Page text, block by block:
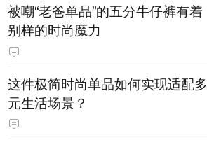
被嘲“老爸单品”的五分牛仔裤有着
别样的时尚魔力
这件极简时尚单品如何实现适配多
元生活场景？